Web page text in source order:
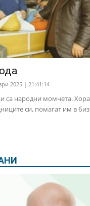
2025 | 21:41:14
са народни момчета.
си, помагат им в